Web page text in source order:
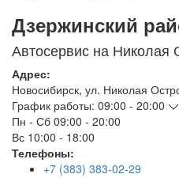
Дзержинский
Автосервис на Николая
Адрес:
Новосибирск, ул. Николая
График работы: 09:00 - 20:00
Пн - Сб 09:00 - 20:00
Вс 10:00 - 18:00
Телефоны:
+7 (383) 383-02-29